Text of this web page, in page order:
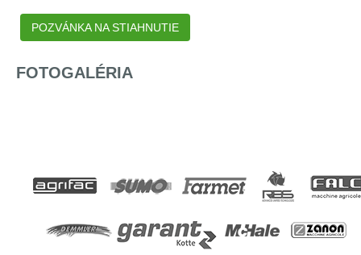
POZVÁNKA NA STIAHNUTIE
FOTOGALÉRIA